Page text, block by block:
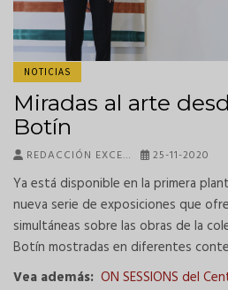
NOTICIAS
Miradas al arte
Botín
REDACCIÓN EXCE… 25-11-2020
Ya está disponible en la primera
nueva serie de exposiciones que
simultáneas sobre las obras de la
Botín mostradas en diferentes
Vea además: ON SESSIONS del